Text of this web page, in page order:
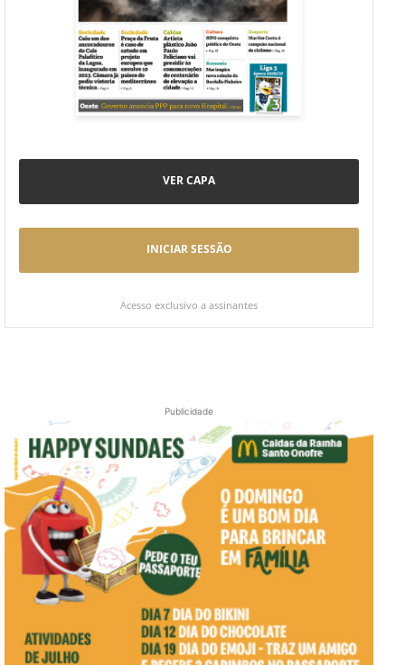
VER CAPA
INICIAR SESSÃO
Acesso exclusivo a assinantes
Publicidade